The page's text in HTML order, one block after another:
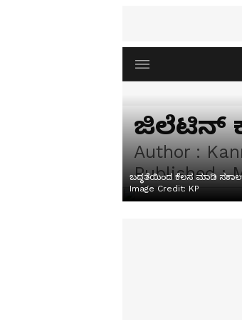
ಜಿಲೆಟಿನ್‌
Author :
Published :
ಬದ್ಧತೆಯಿಂದ ಕೆಲಸ ಮಾಡಿ
Image Credit: KP